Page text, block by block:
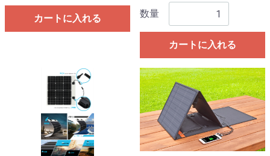
カートに入れる
数量
カートに入れる